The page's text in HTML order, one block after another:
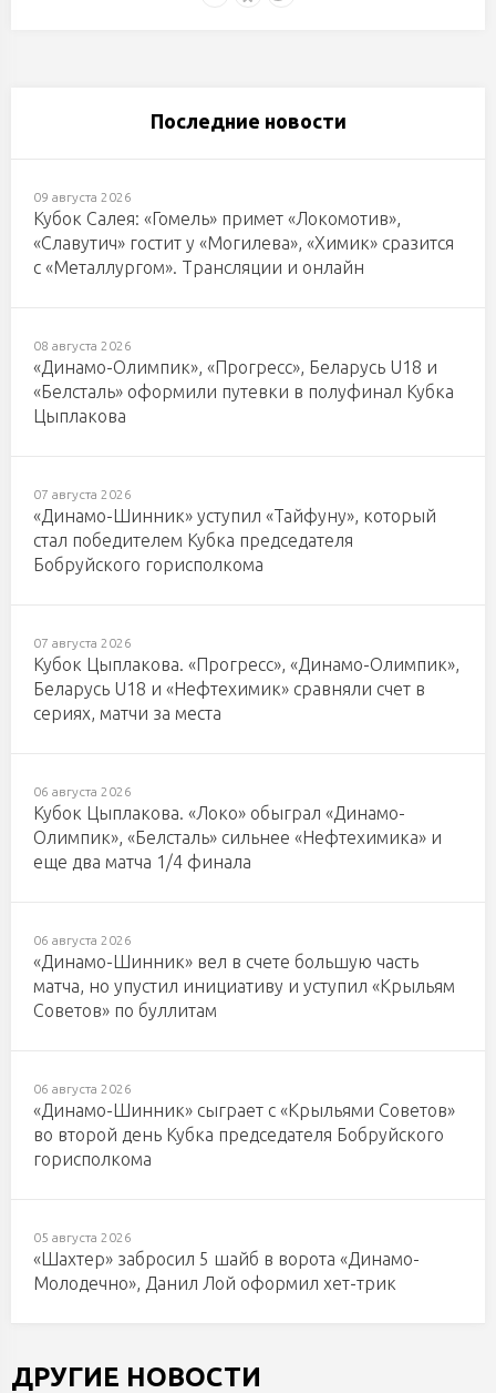
Последние новости
09 августа 2026
Кубок Салея: «Гомель» примет «Локомотив»,
«Славутич» гостит у «Могилева», «Химик» сразится
с «Металлургом». Трансляции и онлайн
08 августа 2026
«Динамо-Олимпик», «Прогресс», Беларусь U18 и
«Белсталь» оформили путевки в полуфинал Кубка
Цыплакова
07 августа 2026
«Динамо-Шинник» уступил «Тайфуну», который
стал победителем Кубка председателя
Бобруйского горисполкома
07 августа 2026
Кубок Цыплакова. «Прогресс», «Динамо-Олимпик»,
Беларусь U18 и «Нефтехимик» сравняли счет в
сериях, матчи за места
06 августа 2026
Кубок Цыплакова. «Локо» обыграл «Динамо-
Олимпик», «Белсталь» сильнее «Нефтехимика» и
еще два матча 1/4 финала
06 августа 2026
«Динамо-Шинник» вел в счете большую часть
матча, но упустил инициативу и уступил «Крыльям
Советов» по буллитам
06 августа 2026
«Динамо-Шинник» сыграет с «Крыльями Советов»
во второй день Кубка председателя Бобруйского
горисполкома
05 августа 2026
«Шахтер» забросил 5 шайб в ворота «Динамо-
Молодечно», Данил Лой оформил хет-трик
ДРУГИЕ НОВОСТИ